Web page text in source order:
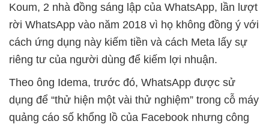
Koum, 2 nhà đồng sáng lập của WhatsApp, lần lượt
rời WhatsApp vào năm 2018 vì họ không đồng ý với
cách ứng dụng này kiếm tiền và cách Meta lấy sự
riêng tư của người dùng để kiếm lợi nhuận.
Theo ông Idema, trước đó, WhatsApp được sử
dụng để “thử hiện một vài thử nghiệm” trong cỗ máy
quảng cáo số khổng lồ của Facebook nhưng công